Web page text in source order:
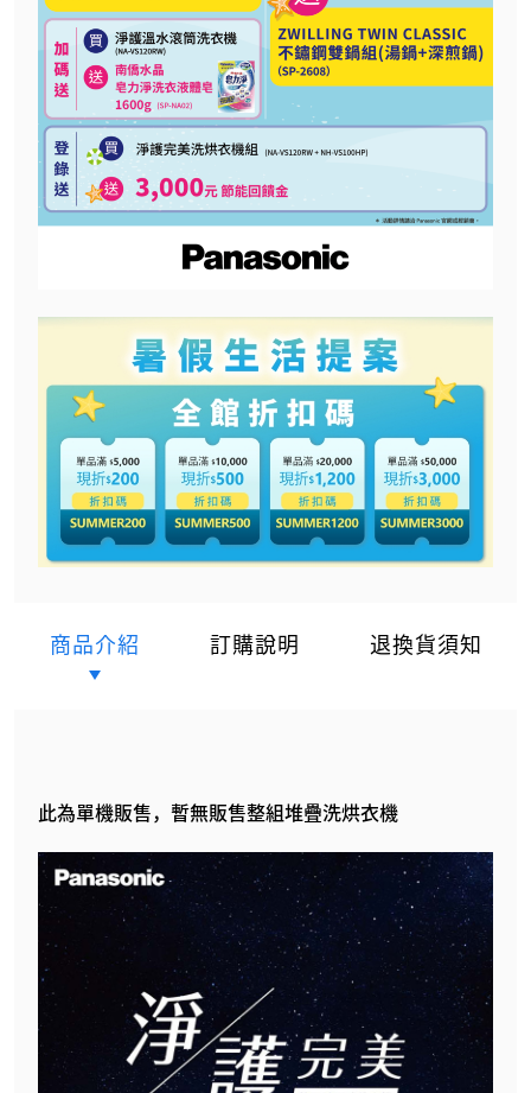
商品介紹 訂購說明 退換貨須知
此為單機販售，暫無販售整組堆疊洗烘衣機